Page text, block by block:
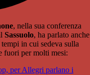
, nella sua conferenza
Sassuolo, ha parlato anche
in cui sedeva sulla
fuori per molti mesi:
per Allegri parlano i